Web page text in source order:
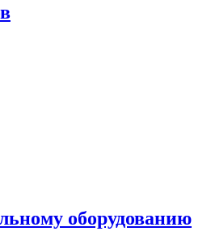
оборудованию